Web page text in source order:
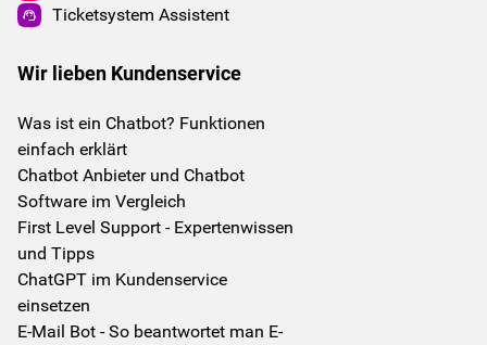
Ticketsystem Assistent
Wir lieben Kundenservice
Was ist ein Chatbot? Funktionen
einfach erklärt
Chatbot Anbieter und Chatbot
Software im Vergleich
First Level Support - Expertenwissen
und Tipps
ChatGPT im Kundenservice
einsetzen
E-Mail Bot - So beantwortet man E-